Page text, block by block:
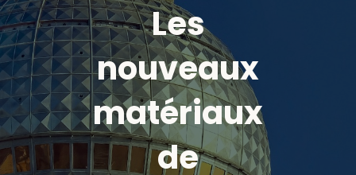
Les
nouveaux
matériaux
de